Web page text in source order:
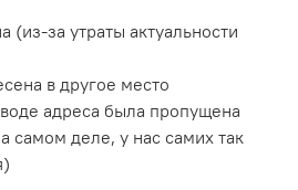
(из-за утраты актуальности
в другое место
адреса была пропущена
самом деле, у нас самих так